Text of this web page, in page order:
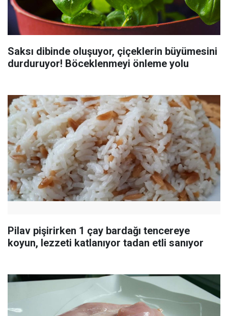
Saksı dibinde oluşuyor, çiçeklerin büyümesini
durduruyor! Böceklenmeyi önleme yolu
Pilav pişirirken 1 çay bardağı tencereye
koyun, lezzeti katlanıyor tadan etli sanıyor